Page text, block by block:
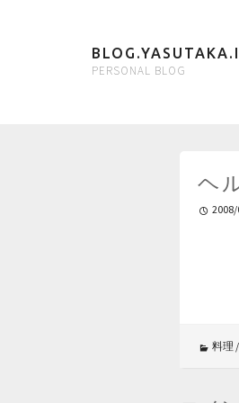
PERSONAL BLOG
ヘ
料理